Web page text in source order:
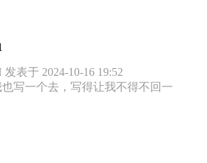
表于 2024-10-16 19:52
写一个去，写得让我不得不回一